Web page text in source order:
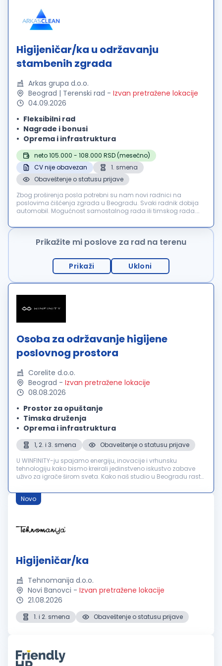
Higijeničar/ka u održavanju
stambenih zgrada
Arkas grupa d.o.o.
Beograd | Terenski rad - Izvan pretražene lokacije
04.09.2026
Fleksibilni rad
Nagrade i bonusi
Oprema i infrastruktura
neto 105.000 - 108.000 RSD (mesečno)
CV nije obavezan
1. smena
Obaveštenje o statusu prijave
Zbog proširenja posla potrebni su nam novi radnici na
poslovima čišćenja zgrada u Beogradu. Svaki radnik dobija
automobil. Mogućnost samostalnog rada ili timskog rada.
kontakta sa klijentima. Rad...
Prikažite mi poslove za rad na terenu
Prikaži Ukloni
Osoba za održavanje higijene
poslovnog prostora
Corelite d.o.o.
Beograd - Izvan pretražene lokacije
08.08.2026
Prostor za opuštanje
Timska druženja
Oprema i infrastruktura
1, 2. i 3. smena
Obaveštenje o statusu prijave
U WINFINITY-ju spajamo energiju, inovacije i vrhunsku
tehnologiju kako bismo kreirali jedinstveno iskustvo zabave
uživo za igrače širom sveta. Kako naš studio u Beogradu raste,
važan de...
Novo
Higijeničar/ka
Tehnomanija d.o.o.
Novi Banovci - Izvan pretražene lokacije
21.08.2026
1. i 2. smena Obaveštenje o statusu prijave